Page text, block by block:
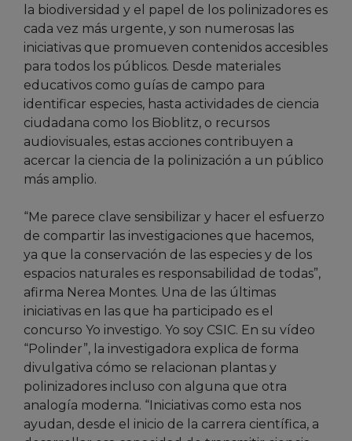
la biodiversidad y el papel de los polinizadores es
cada vez más urgente, y son numerosas las
iniciativas que promueven contenidos accesibles
para todos los públicos. Desde materiales
educativos como guías de campo para
identificar especies, hasta actividades de ciencia
ciudadana como los Bioblitz, o recursos
audiovisuales, estas acciones contribuyen a
acercar la ciencia de la polinización a un público
más amplio.
“Me parece clave sensibilizar y hacer el esfuerzo
de compartir las investigaciones que hacemos,
ya que la conservación de las especies y de los
espacios naturales es responsabilidad de todas”,
afirma Nerea Montes. Una de las últimas
iniciativas en las que ha participado es el
concurso Yo investigo. Yo soy CSIC. En su vídeo
“Polinder”, la investigadora explica de forma
divulgativa cómo se relacionan plantas y
polinizadores incluso con alguna que otra
analogía moderna. “Iniciativas como esta nos
ayudan, desde el inicio de la carrera científica, a